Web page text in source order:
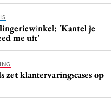
'Kantel je
me uit'
zet klantervaringscases op